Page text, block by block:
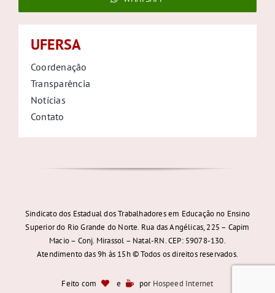
UFERSA
Coordenação
Transparência
Notícias
Contato
Sindicato dos Estadual dos Trabalhadores em Educação no Ensino
Superior do Rio Grande do Norte. Rua das Angélicas, 225 – Capim
Macio – Conj. Mirassol – Natal-RN. CEP: 59078-130.
Atendimento das 9h às 15h © Todos os direitos reservados.
Feito com e por Hospeed Internet